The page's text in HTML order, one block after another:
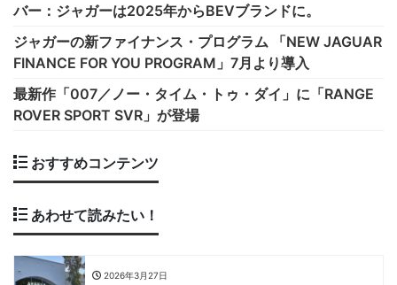
バー：ジャガーは2025年からBEVブランドに。
ジャガーの新ファイナンス・プログラム 「NEW JAGUAR
FINANCE FOR YOU PROGRAM」7月より導入
最新作「007／ノー・タイム・トゥ・ダイ」に「RANGE
ROVER SPORT SVR」が登場
おすすめコンテンツ
あわせて読みたい！
2026年3月27日